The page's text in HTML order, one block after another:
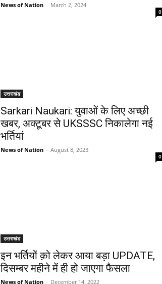
News of Nation - March 2, 2024
0
उत्तराखंड
Sarkari Naukari: युवाओं के लिए अच्छी
खबर, अक्टूबर से UKSSSC निकालेगा नई
भर्तियां
News of Nation - August 8, 2023
0
उत्तराखंड
इन भर्तियों क़ो लेकर आया बड़ा UPDATE,
दिसम्बर महीने में ही हो जाएगा फैसला
News of Nation - December 14, 2022